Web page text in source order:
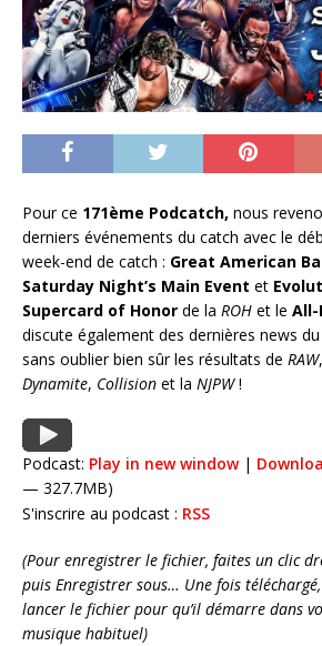
Pour ce 171ème Podcatch, nous
derniers événements du catch avec le
week-end de catch : Great American
Saturday Night’s Main Event et
Supercard of Honor de la ROH et le All-
discute également des dernières news
sans oublier bien sûr les résultats de RAW,
Dynamite, Collision et la NJPW!
Podcast: Play in new window|
— 327.7MB)
S'inscrire au podcast : RSS
(Pour enregistrer le fichier, faites un clic
puis Enregistrer sous… Une fois téléchargé,
lancer le fichier pour qu’il démarre dans
musique habituel)